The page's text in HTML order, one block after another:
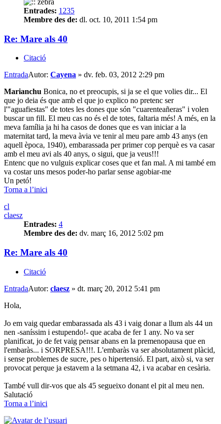
Entrades: 1235
Membre des de: dl. oct. 10, 2011 1:54 pm
Re: Mare als 40
Citació
EntradaAutor: Cayena » dv. feb. 03, 2012 2:29 pm
Marianchu Bonica, no et preocupis, si ja se el que volies dir... El
que jo deia és que amb el que jo explico no pretenc ser
l'"aguafiestas" de totes les dones que són "cuarenteañeras" i volen
buscar un fill. El meu cas no és el de totes, faltaria més! A més, en la
meva família ja hi ha casos de dones que es van iniciar a la
maternitat tard, la meva àvia ve tenir al meu pare amb 43 anys (en
aquell època, 1940), embarassada per primer cop perquè es va casar
amb el meu avi als 40 anys, o sigui, que ja veus!!!
Entenc que no vulguis explicar coses que et fan mal. A mi també em
va costar uns mesos poder-ho parlar sense agobiar-me
Un petó!
Torna a l’inici
cl
claesz
Entrades: 4
Membre des de: dv. març 16, 2012 5:02 pm
Re: Mare als 40
Citació
EntradaAutor: claesz » dt. març 20, 2012 5:41 pm
Hola,
Jo em vaig quedar embarassada als 43 i vaig donar a llum als 44 un
nen -saníssim i estupendo!- que acaba de fer 1 any. No va ser
planificat, jo de fet vaig pensar abans en la premenopausa que en
l'embaràs... i SORPRESA!!!. L'embaràs va ser absolutament plàcid,
i sense problemes de sucre, pes o hipertensió. El part, això si, va ser
provocat perque ja estavem a la setmana 42, i va acabar en cesària.
També vull dir-vos que als 45 segueixo donant el pit al meu nen.
Salutació
Torna a l’inici